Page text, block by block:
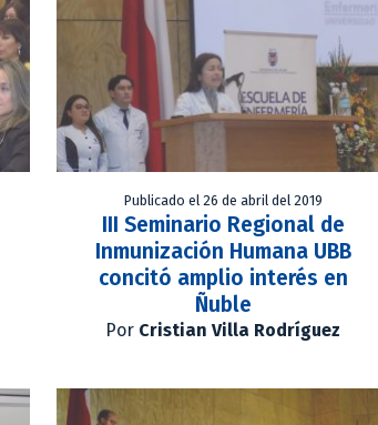
Publicado el 26 de abril del 2019
III Seminario Regional de
Inmunización Humana UBB
concitó amplio interés en
Ñuble
Por Cristian Villa Rodríguez